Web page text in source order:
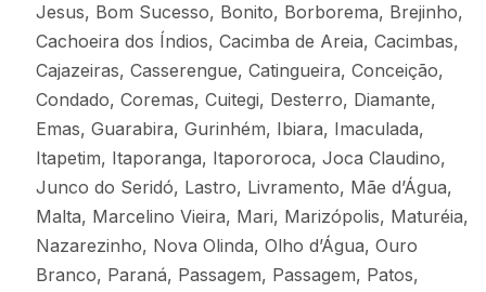
Jesus, Bom Sucesso, Bonito, Borborema, Brejinho,
Cachoeira dos Índios, Cacimba de Areia, Cacimbas,
Cajazeiras, Casserengue, Catingueira, Conceição,
Condado, Coremas, Cuitegi, Desterro, Diamante,
Emas, Guarabira, Gurinhém, Ibiara, Imaculada,
Itapetim, Itaporanga, Itapororoca, Joca Claudino,
Junco do Seridó, Lastro, Livramento, Mãe d’Água,
Malta, Marcelino Vieira, Mari, Marizópolis, Maturéia,
Nazarezinho, Nova Olinda, Olho d’Água, Ouro
Branco, Paraná, Passagem, Passagem, Patos,